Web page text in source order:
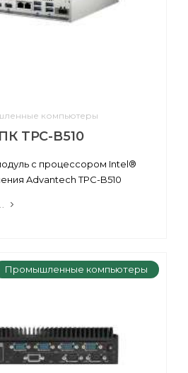
компьютеры
TPC-B510
с процессором Intel®
Advantech TPC-B510
Промышленные компьютеры